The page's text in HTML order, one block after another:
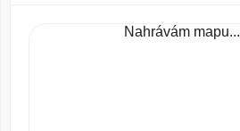
Nahrávám mapu...